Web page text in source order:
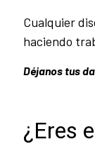
Cualquier
haciendo
Déjanos tus